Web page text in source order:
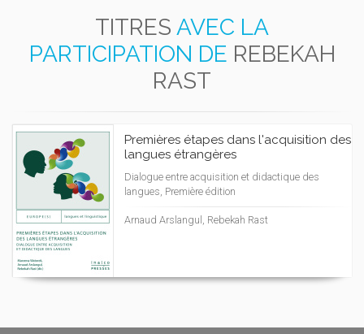
TITRES AVEC LA
PARTICIPATION DE REBEKAH
RAST
Premières étapes dans l'acquisition des
langues étrangères
Dialogue entre acquisition et didactique des
langues, Première édition
Arnaud Arslangul, Rebekah Rast